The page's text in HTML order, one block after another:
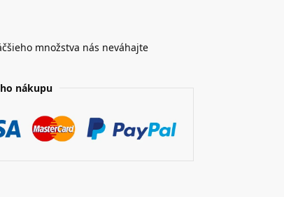
množstva nás neváhajte
nákupu